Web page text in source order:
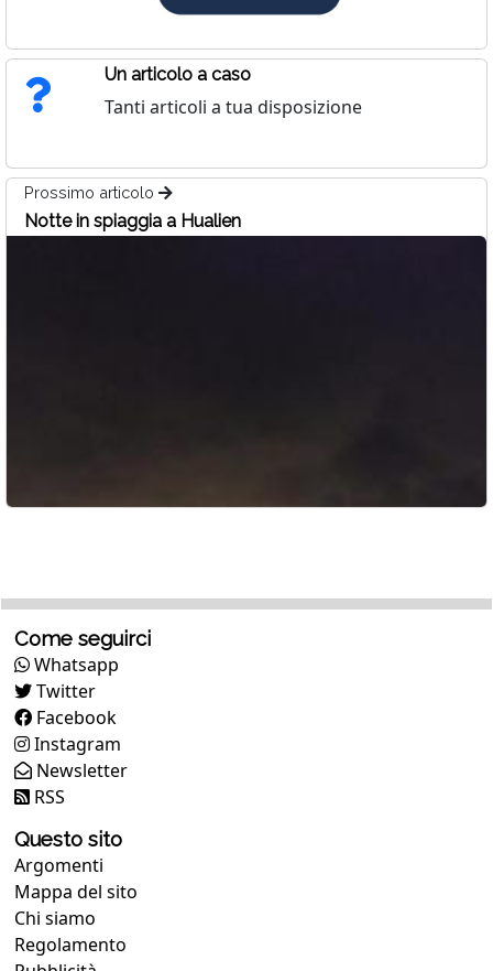
Un articolo a caso
Tanti articoli a tua disposizione
Prossimo articolo
Notte in spiaggia a Hualien
Come seguirci
Whatsapp
Twitter
Facebook
Instagram
Newsletter
RSS
Questo sito
Argomenti
Mappa del sito
Chi siamo
Regolamento